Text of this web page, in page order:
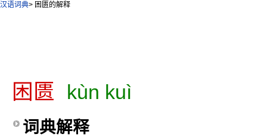
汉语词典> 困匮的解释
困匮 kùn kuì
词典解释